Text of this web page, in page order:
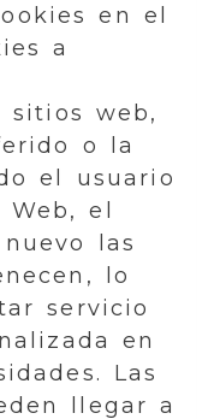
en el
a
sitios web,
o la
el usuario
el
las
lo
servicio
en
Las
llegar a